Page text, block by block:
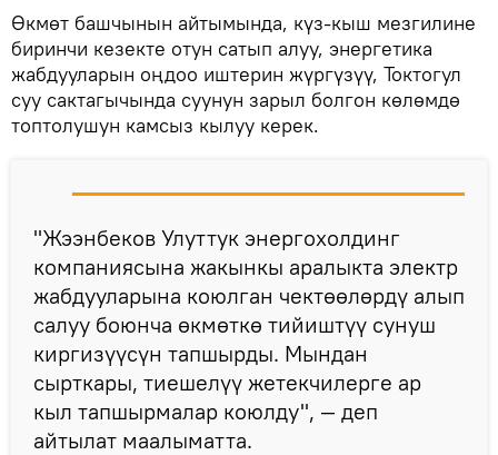
Өкмөт башчынын айтымында, күз-кыш мезгилине
биринчи кезекте отун сатып алуу, энергетика
жабдууларын оңдоо иштерин жүргүзүү, Токтогул
суу сактагычында суунун зарыл болгон көлөмдө
топтолушун камсыз кылуу керек.
"Жээнбеков Улуттук энергохолдинг
компаниясына жакынкы аралыкта электр
жабдууларына коюлган чектөөлөрдү алып
салуу боюнча өкмөткө тийиштүү сунуш
киргизүүсүн тапшырды. Мындан
сырткары, тиешелүү жетекчилерге ар
кыл тапшырмалар коюлду", — деп
айтылат маалыматта.